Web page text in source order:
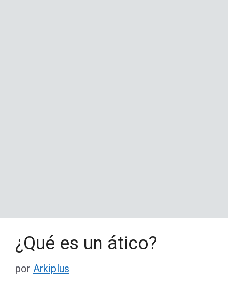
¿Qué es un ático?
por Arkiplus